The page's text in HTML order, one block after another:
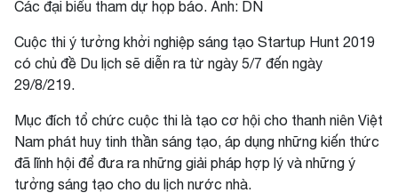
Các đại biểu tham dự họp báo. Ảnh: DN
Cuộc thi ý tưởng khởi nghiệp sáng tạo Startup Hunt 2019
có chủ đề Du lịch sẽ diễn ra từ ngày 5/7 đến ngày
29/8/219.
Mục đích tổ chức cuộc thi là tạo cơ hội cho thanh niên Việt
Nam phát huy tinh thần sáng tạo, áp dụng những kiến thức
đã lĩnh hội để đưa ra những giải pháp hợp lý và những ý
tưởng sáng tạo cho du lịch nước nhà.